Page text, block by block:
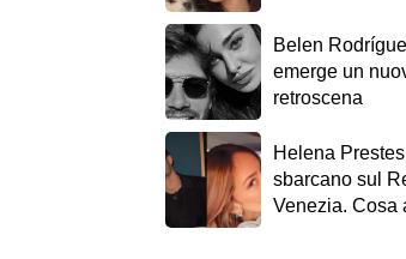
Belen
emerge un
retroscena
Helena
sbarcano sul
Venezia. Cosa